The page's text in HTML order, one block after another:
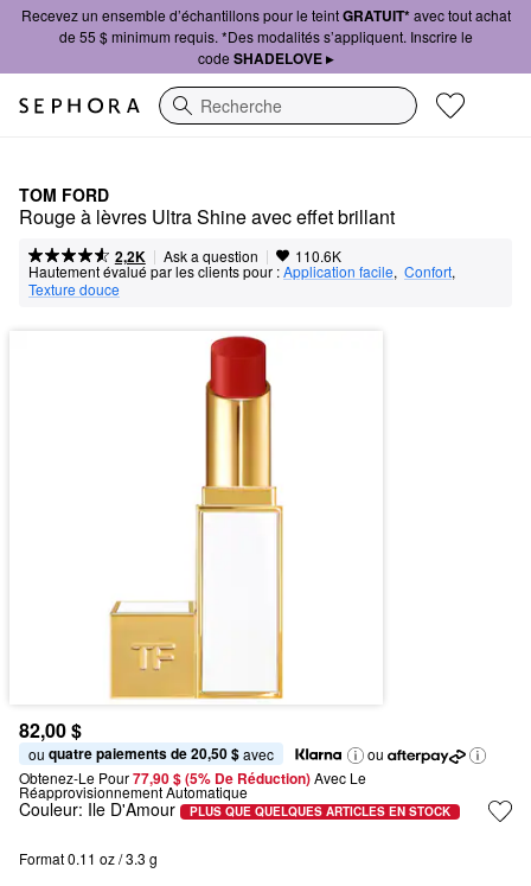
Recevez un ensemble d’échantillons pour le teintGRATUIT*avec tout achat
de 55 $ minimum requis. *Des modalités s’appliquent. Inscrire le
code SHADELOVE ▸
Recherche
TOM FORD
Rouge à lèvres Ultra Shine avec effet brillant
2,2K | Ask a question | 110.6K
Hautement évalué par les clients pour :Application facile, Confort,
Texture douce
82,00 $
ou quatre paiements de 20,50 $ avec
ou
Obtenez-Le Pour77,90 $ (5% De Réduction) Avec Le
Réapprovisionnement Automatique
Couleur: Ile D'Amour PLUS QUE QUELQUES ARTICLES EN STOCK
Format 0.11 oz / 3.3 g